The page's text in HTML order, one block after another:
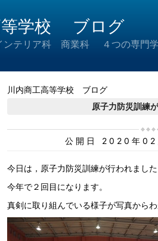
等学校 ブログ
テリア科 商業科 ４つの専門学
川内商工高等学校 ブログ
原子力防災訓練
公開日 2020年
今日は，原子力防災訓練が行われまし
今年で２回目になります。
真剣に取り組んでいる様子が写真から